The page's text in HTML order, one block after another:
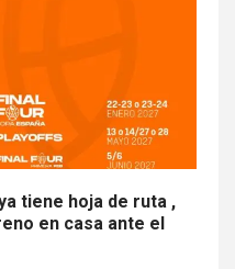
tiene hoja de ruta ,
en casa ante el